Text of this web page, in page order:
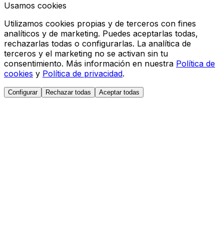
Usamos cookies
Utilizamos cookies propias y de terceros con fines
analíticos y de marketing. Puedes aceptarlas todas,
rechazarlas todas o configurarlas. La analítica de
terceros y el marketing no se activan sin tu
consentimiento. Más información en nuestra Política de
cookies y Política de privacidad.
Configurar Rechazar todas Aceptar todas